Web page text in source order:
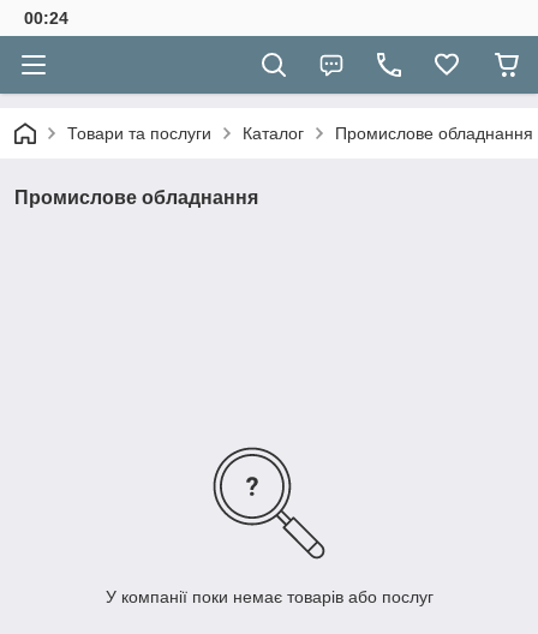
00:24
Товари та послуги Каталог Промислове обладнання
Промислове обладнання
У компанії поки немає товарів або послуг